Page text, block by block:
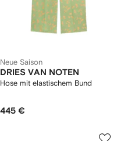
Neue Saison
DRIES VAN NOTEN
Hose mit elastischem Bund
445 €